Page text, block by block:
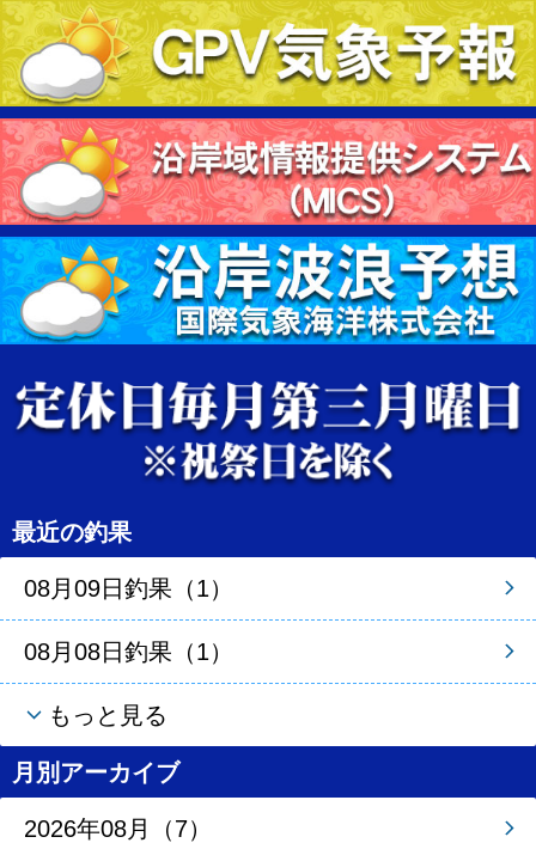
最近の釣果
08月09日釣果（1）
08月08日釣果（1）
もっと見る
月別アーカイブ
2026年08月（7）